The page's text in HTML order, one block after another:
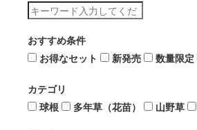
おすすめ条件
お得なセット
新発売 数量限定
カテゴリ
球根
多年草（花苗） 山野草